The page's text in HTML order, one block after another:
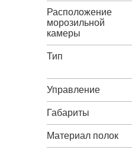
Расположение
морозильной
камеры
Тип
Управление
Габариты
Материал полок